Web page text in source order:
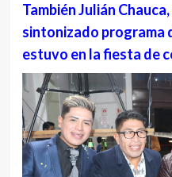
También Julián
sintonizado programa
estuvo en la fiesta de